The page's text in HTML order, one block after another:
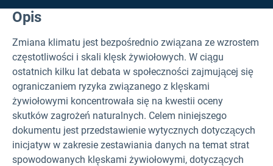
Opis
Zmiana klimatu jest bezpośrednio związana ze wzrostem
częstotliwości i skali klęsk żywiołowych. W ciągu
ostatnich kilku lat debata w społeczności zajmującej się
ograniczaniem ryzyka związanego z klęskami
żywiołowymi koncentrowała się na kwestii oceny
skutków zagrożeń naturalnych. Celem niniejszego
dokumentu jest przedstawienie wytycznych dotyczących
inicjatyw w zakresie zestawiania danych na temat strat
spowodowanych klęskami żywiołowymi, dotyczących